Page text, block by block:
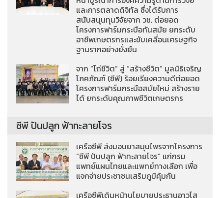
และการตลาดดิจิทัล ซึ่งได้รับการ
สนับสนุนทุนวิจัยจาก วช. ต่อยอด
โครงการฟาร์มกระบือทันสมัย ยกระดับ
อาชีพเกษตรกรและขับเคลื่อนเศรษฐกิจ
ฐานรากอย่างยั่งยืน
จาก “ไถ่ชีวิต” สู่ “สร้างชีวิต” มูลนิธิเจริญ
โภคภัณฑ์ (ซีพี) ร้อยเรียงความดีต่อยอด
โครงการฟาร์มกระบือสมัยใหม่ สร้างราย
ได้ ยกระดับคุณภาพชีวิตเกษตรกร
ซีพี ปันปลูก ฟ้าทะลายโจร
เครือซีพี ส่งมอบยาสมุนไพรจากโครงการ
“ซีพี ปันปลูก ฟ้าทะลายโจร” แก่กรม
แพทย์แผนไทยและแพทย์ทางเลือก เพื่อ
แจกจ่ายประชาชนเสริมภูมิคุ้มกัน
เครือซีพีเดินหน้านโยบายประธานอาวุโส